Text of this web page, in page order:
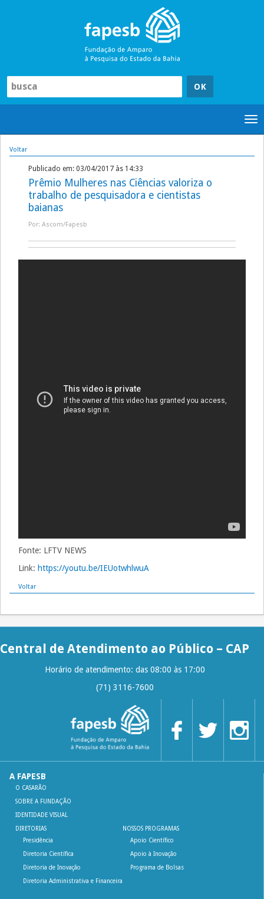
Voltar
Publicado em: 03/04/2017 às 14:33
Prêmio Mulheres nas Ciências valoriza o
trabalho de pesquisadora e cientistas
baianas
Por: Ascom/Fapesb
Fonte: LFTV NEWS
Link: https://youtu.be/IEUotwhlwuA
Voltar
Central de Atendimento ao Público – CAP
Horário de atendimento: das 08:00 às 17:00
(71) 3116-7600
A FAPESB
O CASARÃO
SOBRE A FUNDAÇÃO
IDENTIDADE VISUAL
DIRETORIAS
Presidência
Diretoria Científica
Diretoria de Inovação
Diretoria Administrativa e Financeira
NOSSOS PROGRAMAS
Apoio Científico
Apoio à Inovação
Programa de Bolsas